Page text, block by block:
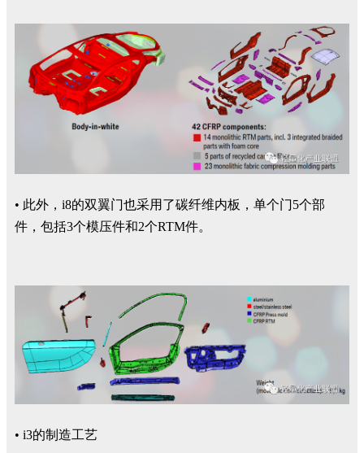
• 此外，i8的双翼门也采用了碳纤维内板，单个门5个部
件，包括3个模压件和2个RTM件。
• i3的制造工艺